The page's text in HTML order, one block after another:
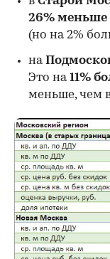
26% меньше
(но на 2%
на
Это на11%
меньше, чем